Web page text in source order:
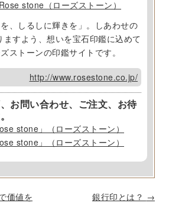
を、しるしに輝きを」。しあわせの
ますよう、想いを宝石印鑑に込めて
ストーンの印鑑サイトです。
http://www.rosestone.co.jp/
お問い合わせ、ご注文、お待
価値を
銀行印とは？ →